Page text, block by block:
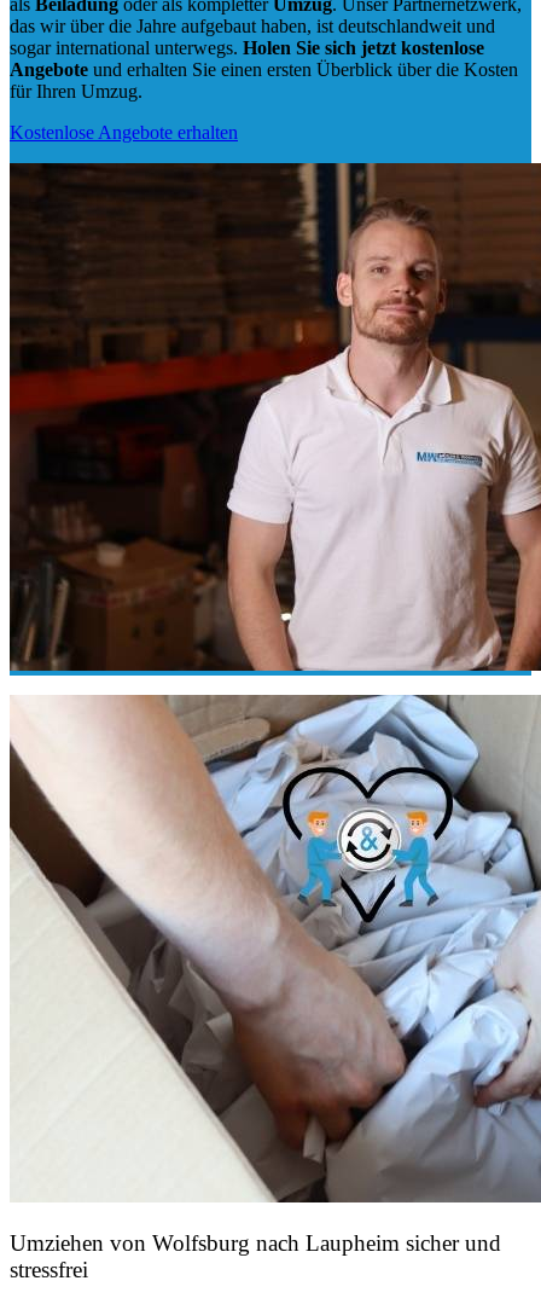
als Beiladung oder als kompletter Umzug. Unser Partnernetzwerk,
das wir über die Jahre aufgebaut haben, ist deutschlandweit und
sogar international unterwegs. Holen Sie sich jetzt kostenlose
Angebote und erhalten Sie einen ersten Überblick über die Kosten
für Ihren Umzug.
Kostenlose Angebote erhalten
Umziehen von Wolfsburg nach Laupheim sicher und
stressfrei